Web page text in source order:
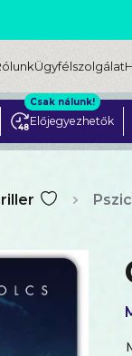
Ügyfélszolgálat
Előjegyezhetők
Csak nálunk!